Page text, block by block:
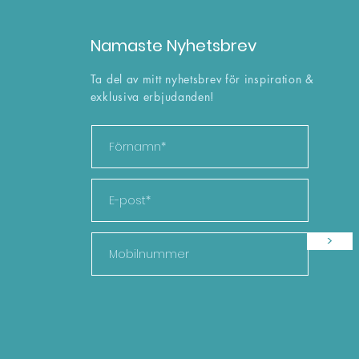
Efter klassen blir det
av i
Detta
Namaste Nyhetsbrev
Ta del av mitt nyhetsbrev för inspiration &
exklusiva erbjudanden!
>